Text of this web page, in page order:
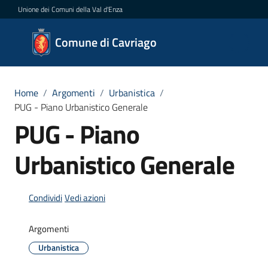
Vai al contenuto
Vai alla navigazione
Vai al footer
Unione dei Comuni della Val d'Enza
Comune di Cavriago
Comune
di
Amministrazione
Novità
Servizi
Vivere
Cavriago
Home / Argomenti / Urbanistica /
PUG - Piano Urbanistico Generale
PUG - Piano
Urbanistico Generale
CondividiVedi azioni
Argomenti
Urbanistica